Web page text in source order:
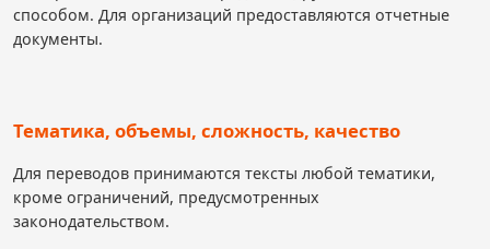
способом. Для организаций предоставляются отчетные
документы.
Тематика, объемы, сложность, качество
Для переводов принимаются тексты любой тематики,
кроме ограничений, предусмотренных
законодательством.